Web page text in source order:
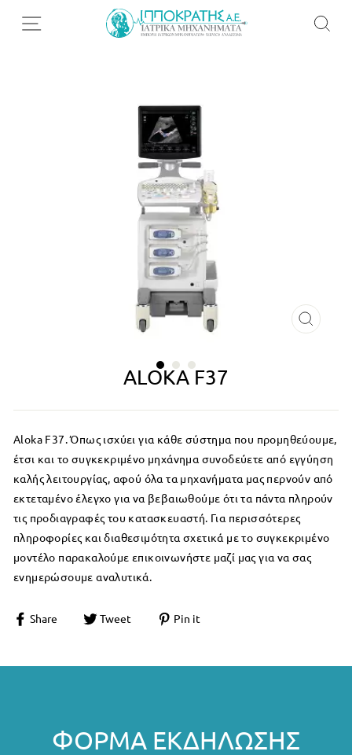
ALOKA F37
Aloka F37.Όπως ισχύει για κάθε σύστημα που προμηθεύουμε,
έτσι και το συγκεκριμένο μηχάνημα συνοδεύετε από εγγύηση
καλής λειτουργίας, αφού όλα τα μηχανήματα μας περνούν από
εκτεταμένο έλεγχο για να βεβαιωθούμε ότι τα πάντα πληρούν
τις προδιαγραφές του κατασκευαστή. Για περισσότερες
πληροφορίες και διαθεσιμότητα σχετικά με το συγκεκριμένο
μοντέλο παρακαλούμε επικοινωνήστε μαζί μας για να σας
ενημερώσουμε αναλυτικά.
Share Tweet Pin it
ΦΌΡΜΑ ΕΚΔΉΛΩΣΗΣ